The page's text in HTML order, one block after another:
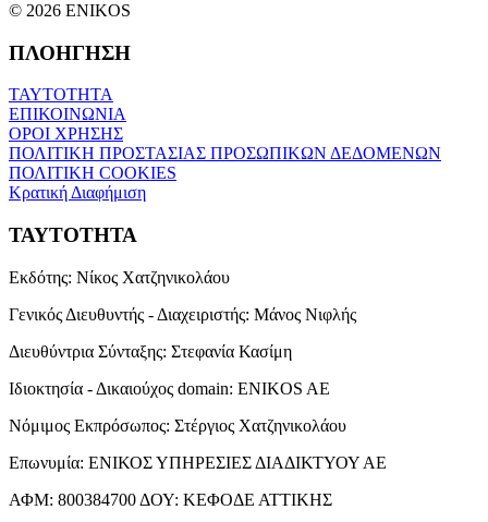
© 2026 ENIKOS
ΠΛΟΗΓΗΣΗ
ΤΑΥΤΟΤΗΤΑ
ΕΠΙΚΟΙΝΩΝΙΑ
ΟΡΟΙ ΧΡΗΣΗΣ
ΠΟΛΙΤΙΚΗ ΠΡΟΣΤΑΣΙΑΣ ΠΡΟΣΩΠΙΚΩΝ ΔΕΔΟΜΕΝΩΝ
ΠΟΛΙΤΙΚΗ COOKIES
Κρατική Διαφήμιση
ΤΑΥΤΟΤΗΤΑ
Εκδότης: Νίκος Χατζηνικολάου
Γενικός Διευθυντής - Διαχειριστής: Μάνος Νιφλής
Διευθύντρια Σύνταξης: Στεφανία Κασίμη
Ιδιοκτησία - Δικαιούχος domain: ENIKOS AE
Νόμιμος Εκπρόσωπος: Στέργιος Χατζηνικολάου
Επωνυμία: ΕΝΙΚΟΣ ΥΠΗΡΕΣΙΕΣ ΔΙΑΔΙΚΤΥΟΥ ΑΕ
ΑΦΜ: 800384700 ΔΟΥ: ΚΕΦΟΔΕ ΑΤΤΙΚΗΣ